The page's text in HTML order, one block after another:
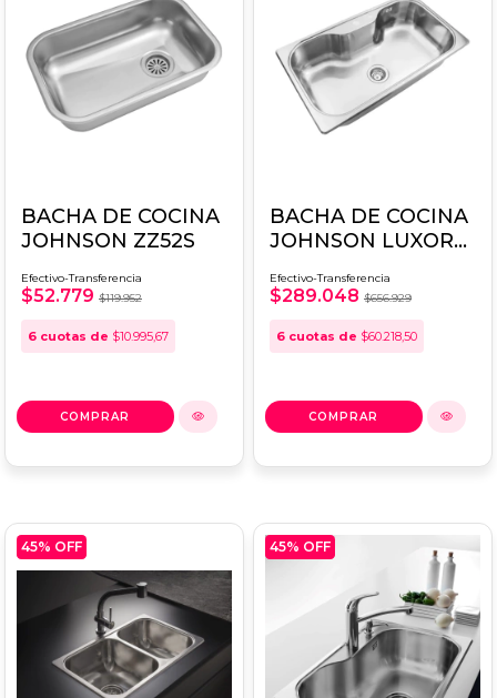
BACHA DE COCINA
JOHNSON ZZ52S
Efectivo-Transferencia
$52.779 $119.952
6 cuotas de $10.995,67
BACHA DE COCINA
JOHNSON LUXOR
Efectivo-Transferencia
$289.048 $656.929
6 cuotas de $60.218,50
45% OFF 45% OFF